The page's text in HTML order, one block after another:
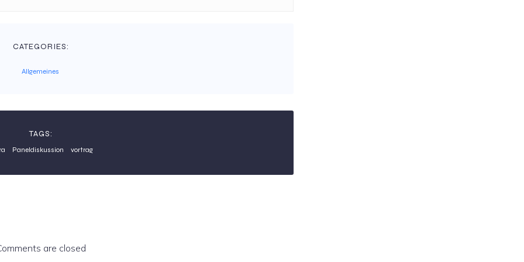
CATEGORIES:
Allgemeines
TAGS:
Paneldiskussion vortrag
are closed